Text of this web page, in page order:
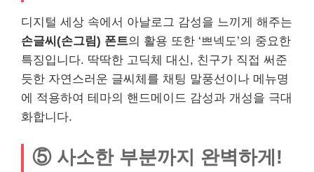
디지털 세상 속에서 아날로그 감성을 느끼게 해주는
손글씨(손그림) 폰트의 활용 또한 ‘쁘넥도’의 중요한
특징입니다. 딱딱한 고딕체 대신, 친구가 직접 써준
듯한 자연스러운 글씨체를 채팅 말풍선이나 메뉴명
에 적용하여 테마의 핸드메이드 감성과 개성을 극대
화합니다.
⑤ 사소한 부분까지 완벽하게!